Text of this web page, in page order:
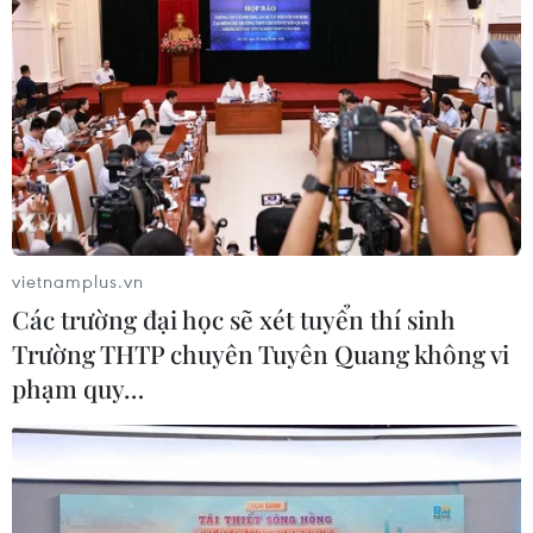
chỉnh bức tranh hợp tác Việt Nam-
03/08/2026 22:55
Chương trình nghệ thuật 'Giai điệu
Tổ quốc' - Khắc họa một Việt Nam
vươn mình
03/08/2026 15:58
Xem thêm
CƠ QUAN CHỦ QUẢN: THÔNG TẤN XÃ VIỆT NAM
vietnamplus.vn
Các trường đại học sẽ xét tuyển thí sinh
Trường THTP chuyên Tuyên Quang không vi
phạm quy…